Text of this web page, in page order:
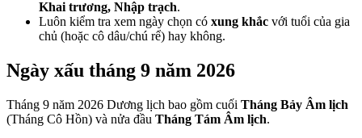
Khai trương, Nhập trạch.
Luôn kiểm tra xem ngày chọn có xung khắc với tuổi của gia
chủ (hoặc cô dâu/chú rể) hay không.
Ngày xấu tháng 9 năm 2026
Tháng 9 năm 2026 Dương lịch bao gồm cuối Tháng Bảy Âm lịch
(Tháng Cô Hồn) và nửa đầu Tháng Tám Âm lịch.